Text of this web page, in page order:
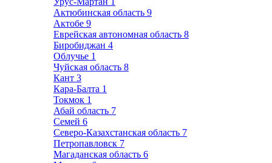
Актюбинская область 9
Актобе 9
Еврейская автономная область 8
Биробиджан 4
Облучье 1
Чуйская область 8
Кант 3
Кара-Балта 1
Токмок 1
Абай область 7
Семей 6
Северо-Казахстанская область 7
Петропавловск 7
Магаданская область 6